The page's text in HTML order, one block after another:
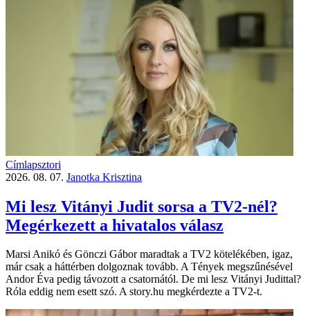
Címlapsztori
2026. 08. 07. Janotka Krisztina
Mi lesz Vitányi Judit sorsa a TV2-nél?
Megérkezett a hivatalos válasz
Marsi Anikó és Gönczi Gábor maradtak a TV2 kötelékében, igaz,
már csak a háttérben dolgoznak tovább. A Tények megszűnésével
Andor Éva pedig távozott a csatornától. De mi lesz Vitányi Judittal?
Róla eddig nem esett szó. A story.hu megkérdezte a TV2-t.